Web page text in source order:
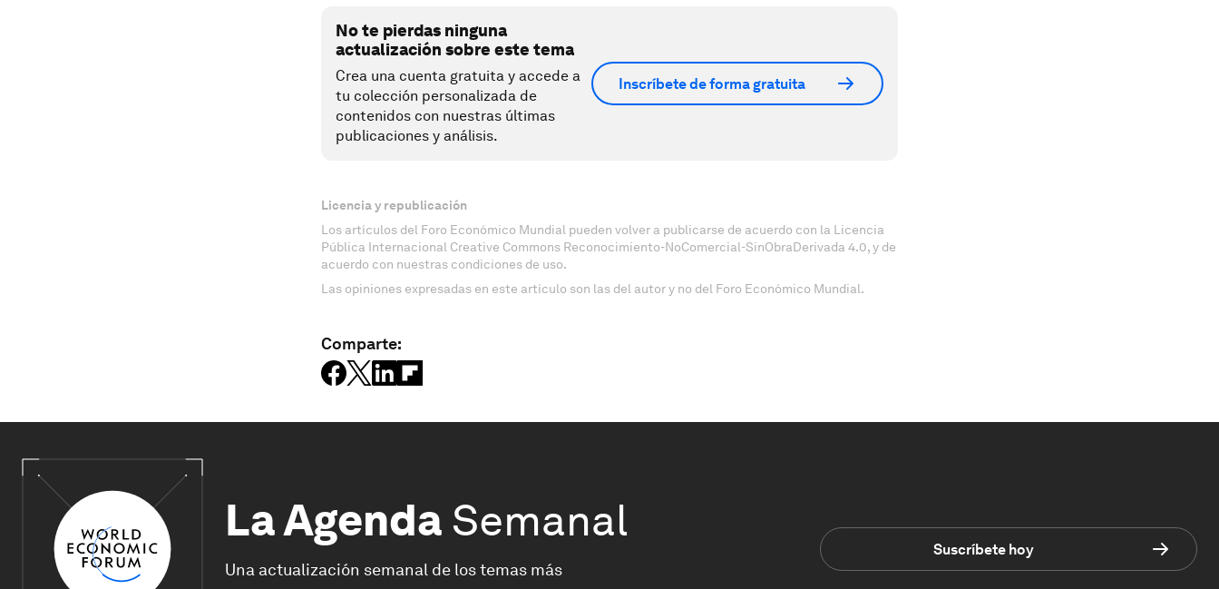
No te pierdas ninguna
actualización sobre este tema
Crea una cuenta gratuita y accede a
tu colección personalizada de
contenidos con nuestras últimas
publicaciones y análisis.
Inscríbete de forma gratuita
Licencia y republicación
Los artículos del Foro Económico Mundial pueden volver a publicarse de acuerdo con la Licencia
Pública Internacional Creative Commons Reconocimiento-NoComercial-SinObraDerivada 4.0, y de
acuerdo con nuestras condiciones de uso.
Las opiniones expresadas en este artículo son las del autor y no del Foro Económico Mundial.
Comparte:
La Agenda Semanal
Una actualización semanal de los temas más
Suscríbete hoy